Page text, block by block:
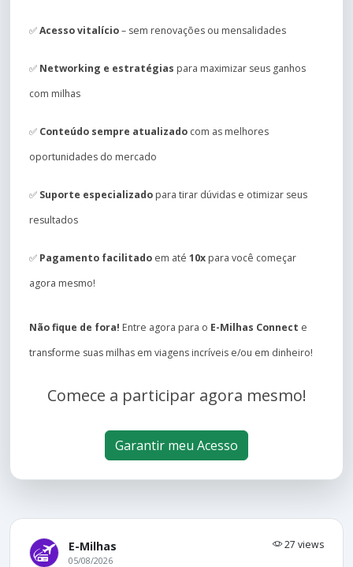
✅Acesso vitalício– sem renovações ou mensalidades
✅ Networking e estratégias para maximizar seus ganhos
com milhas
✅ Conteúdo sempre atualizado com as melhores
oportunidades do mercado
✅ Suporte especializado para tirar dúvidas e otimizar seus
resultados
✅ Pagamento facilitado em até 10x para você começar
agora mesmo!
Não fique de fora! Entre agora para o E-Milhas Connect e
transforme suas milhas em viagens incríveis e/ou em dinheiro!
Comece a participar agora mesmo!
Garantir meu Acesso
E-Milhas 27 views
05/08/2026